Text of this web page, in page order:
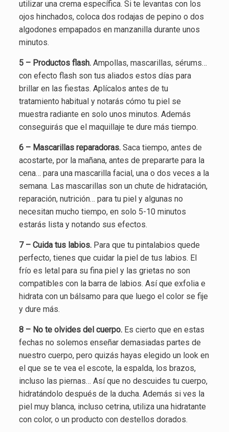
utilizar una crema específica. Si te levantas con los
ojos hinchados, coloca dos rodajas de pepino o dos
algodones empapados en manzanilla durante unos
minutos.
5 – Productos flash.Ampollas, mascarillas, sérums…
con efecto flash son tus aliados estos días para
brillar en las fiestas. Aplícalos antes de tu
tratamiento habitual y notarás cómo tu piel se
muestra radiante en solo unos minutos. Además
conseguirás que el maquillaje te dure más tiempo.
6 – Mascarillas reparadoras.Saca tiempo, antes de
acostarte, por la mañana, antes de prepararte para la
cena… para una mascarilla facial, una o dos veces a la
semana. Las mascarillas son un chute de hidratación,
reparación, nutrición… para tu piel y algunas no
necesitan mucho tiempo, en solo 5-10 minutos
estarás lista y notando sus efectos.
7 – Cuida tus labios.Para que tu pintalabios quede
perfecto, tienes que cuidar la piel de tus labios. El
frío es letal para su fina piel y las grietas no son
compatibles con la barra de labios. Así que exfolia e
hidrata con un bálsamo para que luego el color se fije
y dure más.
8 – No te olvides del cuerpo.Es cierto que en estas
fechas no solemos enseñar demasiadas partes de
nuestro cuerpo, pero quizás hayas elegido un look en
el que se te vea el escote, la espalda, los brazos,
incluso las piernas… Así que no descuides tu cuerpo,
hidratándolo después de la ducha. Además si ves la
piel muy blanca, incluso cetrina, utiliza una hidratante
con color, o un producto con destellos dorados.